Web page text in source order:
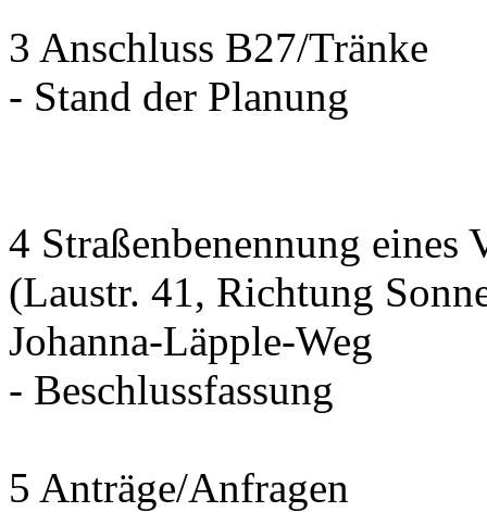
3 Anschluss B27/Tränke
- Stand der Planung
4 Straßenbenennung eines
(Laustr. 41, Richtung
Johanna-Läpple-Weg
- Beschlussfassung
5 Anträge/Anfragen